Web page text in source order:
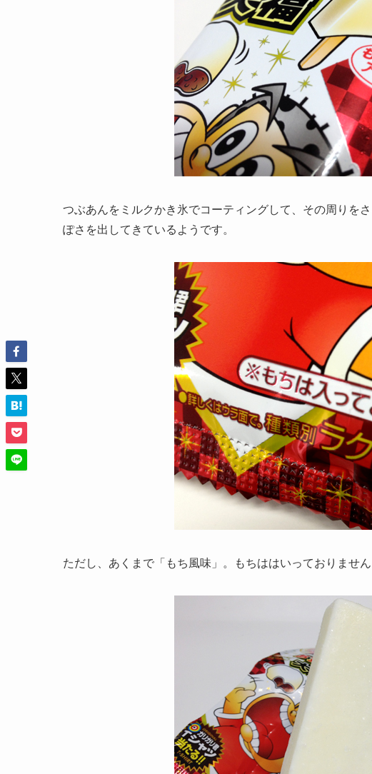
つぶあんをミルクかき氷でコーティングして、その周りを
ぽさを出してきているようです。
ただし、あくまで「もち風味」。もちははいっておりません